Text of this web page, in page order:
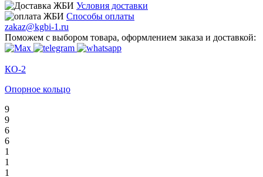
Условия доставки
Способы оплаты
zakaz@kgbi-1.ru
Поможем с выбором товара, оформлением заказа и доставкой:
КО-2
Опорное кольцо
9
9
6
6
1
1
1